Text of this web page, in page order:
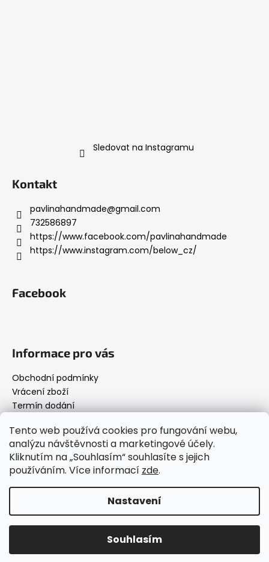
Tento web používá cookies pro fungování webu,
analýzu návštěvnosti a marketingové účely.
Kliknutím na „Souhlasím“ souhlasíte s jejich
používáním. Více informací zde.
Nastavení
Souhlasím
Sledovat na Instagramu
Kontakt
pavlinahandmade@gmail.com
732586897
https://www.facebook.com/pavlinahandmade
https://www.instagram.com/below_cz/
Facebook
Informace pro vás
Obchodní podmínky
Vrácení zboží
Termín dodání
Below.cz
Copyright 2026Below.cz. Všechna práva vyhrazena.
Upravit nastavení cookies